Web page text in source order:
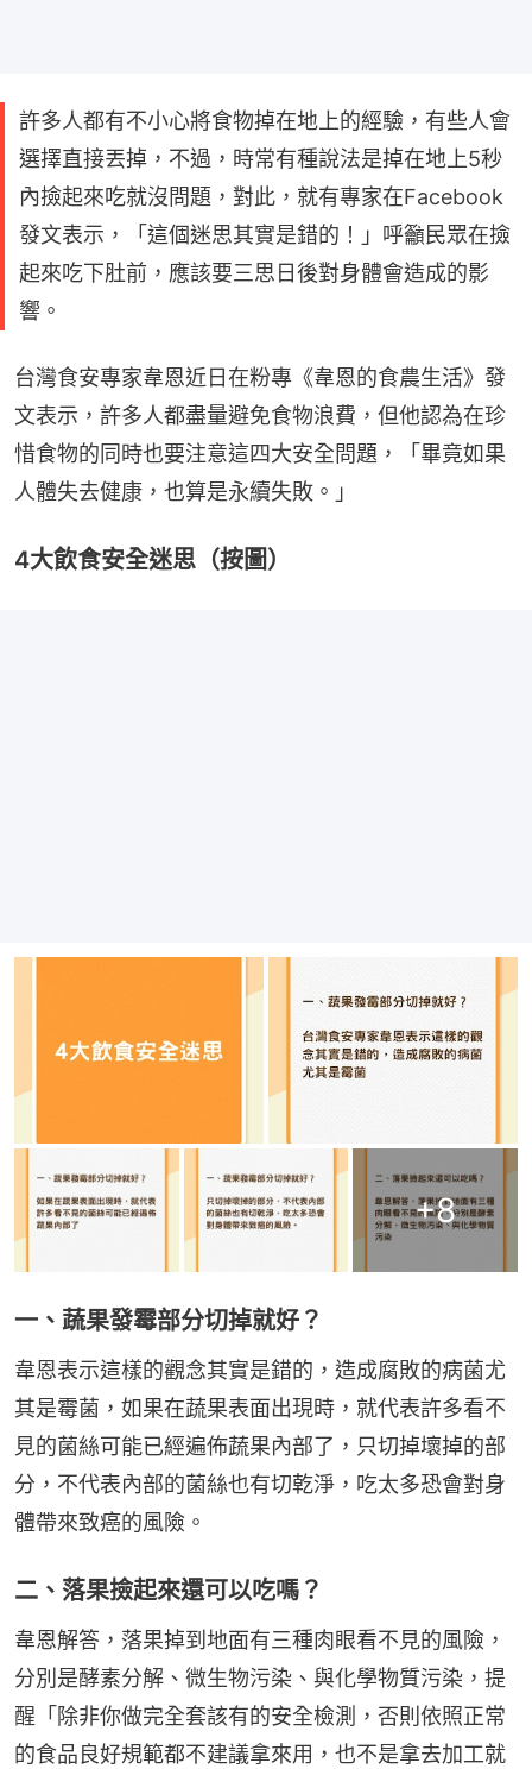
許多人都有不小心將食物掉在地上的經驗，有些人會
選擇直接丟掉，不過，時常有種說法是掉在地上5秒
內撿起來吃就沒問題，對此，就有專家在Facebook
發文表示，「這個迷思其實是錯的！」呼籲民眾在撿
起來吃下肚前，應該要三思日後對身體會造成的影
響。
台灣食安專家韋恩近日在粉專《韋恩的食農生活》發
文表示，許多人都盡量避免食物浪費，但他認為在珍
惜食物的同時也要注意這四大安全問題，「畢竟如果
人體失去健康，也算是永續失敗。」
4大飲食安全迷思（按圖）
+8
一、蔬果發霉部分切掉就好？
韋恩表示這樣的觀念其實是錯的，造成腐敗的病菌尤
其是霉菌，如果在蔬果表面出現時，就代表許多看不
見的菌絲可能已經遍佈蔬果內部了，只切掉壞掉的部
分，不代表內部的菌絲也有切乾淨，吃太多恐會對身
體帶來致癌的風險。
二、落果撿起來還可以吃嗎？
韋恩解答，落果掉到地面有三種肉眼看不見的風險，
分別是酵素分解、微生物污染、與化學物質污染，提
醒「除非你做完全套該有的安全檢測，否則依照正常
的食品良好規範都不建議拿來用，也不是拿去加工就